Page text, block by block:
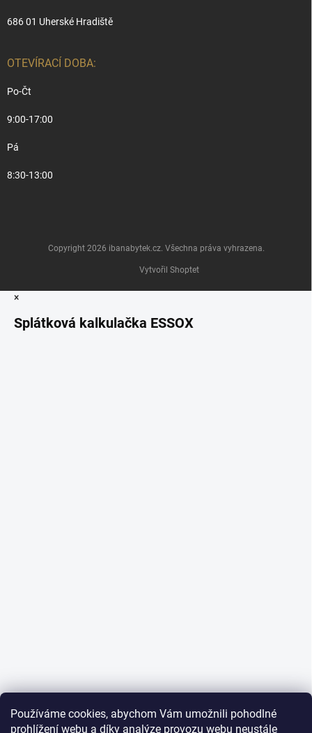
Používáme cookies, abychom Vám umožnili pohodlné
prohlížení webu a díky analýze provozu webu neustále
686 01 Uherské Hradiště
OTEVÍRACÍ DOBA:
Po-Čt
9:00-17:00
Pá
8:30-13:00
Vytvořil Shoptet
Copyright 2026 ibanabytek.cz. Všechna práva vyhrazena.
×
Splátková kalkulačka ESSOX